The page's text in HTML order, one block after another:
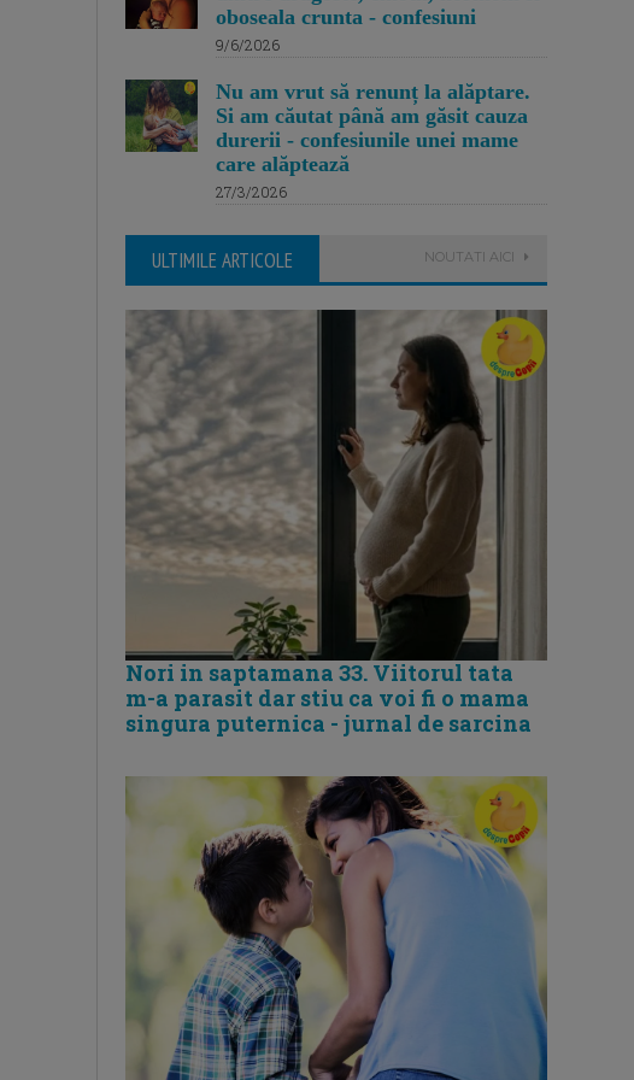
oboseala crunta - confesiuni
9/6/2026
Nu am vrut să renunț la alăptare.
Si am căutat până am găsit cauza
durerii - confesiunile unei mame
care alăptează
27/3/2026
ULTIMILE ARTICOLE NOUTATI AICI
Nori in saptamana 33. Viitorul tata
m-a parasit dar stiu ca voi fi o mama
singura puternica - jurnal de sarcina